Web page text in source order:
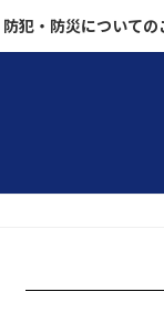
防犯・防災についての